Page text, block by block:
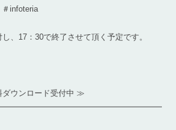
＃infoteria
、17：30で終了させて頂く予定です。
ウンロード受付中 ≫